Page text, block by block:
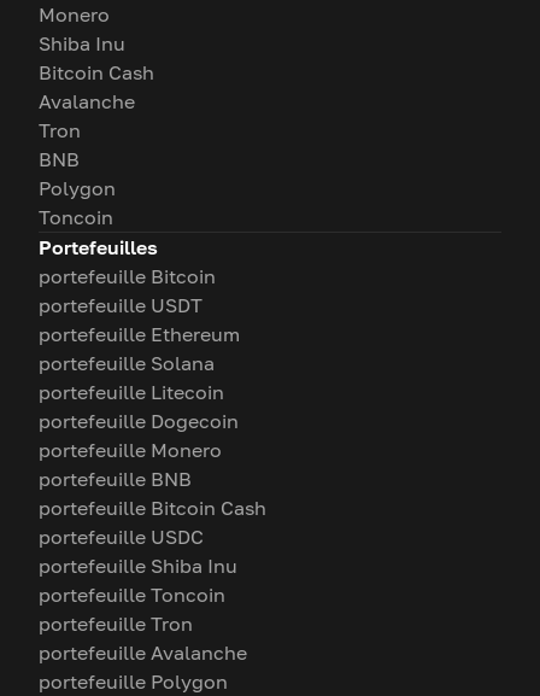
Monero
Shiba Inu
Bitcoin Cash
Avalanche
Tron
BNB
Polygon
Toncoin
Portefeuilles
portefeuille Bitcoin
portefeuille USDT
portefeuille Ethereum
portefeuille Solana
portefeuille Litecoin
portefeuille Dogecoin
portefeuille Monero
portefeuille BNB
portefeuille Bitcoin Cash
portefeuille USDC
portefeuille Shiba Inu
portefeuille Toncoin
portefeuille Tron
portefeuille Avalanche
portefeuille Polygon